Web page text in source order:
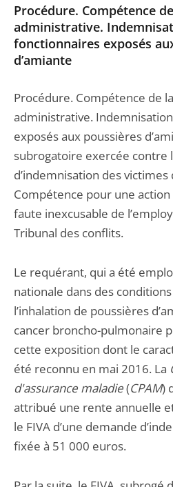
Procédure. Compétence
administrative.
fonctionnaires exposés
d’amiante
Procédure. Compétence de
administrative.
exposés aux poussières
subrogatoire exercée contre
d’indemnisation des victimes
Compétence pour une
faute inexcusable de
Tribunal des conflits.
Le requérant, qui a été
nationale dans des
l’inhalation de poussières
cancer broncho-pulmonaire
cette exposition dont le
été reconnu en mai 2016. La
d'assurance maladie(CPAM)
attribué une rente annuelle
le FIVA d’une demande
fixée à 51 000 euros.